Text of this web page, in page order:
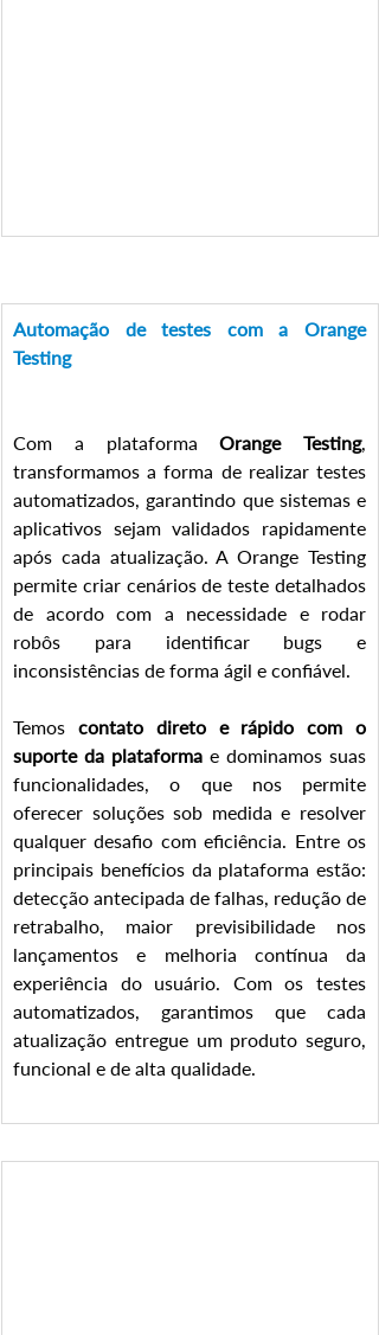
Automação de testes com a Orange
Testing
Com a plataforma Orange Testing,
transformamos a forma de realizar testes
automatizados, garantindo que sistemas e
aplicativos sejam validados rapidamente
após cada atualização. A Orange Testing
permite criar cenários de teste detalhados
de acordo com a necessidade e rodar
robôs para identificar bugs e
inconsistências de forma ágil e confiável.
Temos contato direto e rápido com o
suporte da plataforma e dominamos suas
funcionalidades, o que nos permite
oferecer soluções sob medida e resolver
qualquer desafio com eficiência. Entre os
principais benefícios da plataforma estão:
detecção antecipada de falhas, redução de
retrabalho, maior previsibilidade nos
lançamentos e melhoria contínua da
experiência do usuário. Com os testes
automatizados, garantimos que cada
atualização entregue um produto seguro,
funcional e de alta qualidade.